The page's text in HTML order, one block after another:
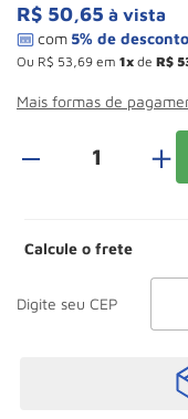
R$ 50,65 à vista
Ou R$ 53 69 em 1 de R$
Mais formas de
＋
Calcule o frete
8 Rodizio
9º Talha
10 º